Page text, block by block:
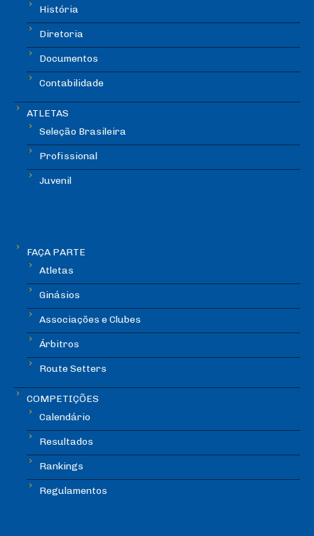
História
Diretoria
Documentos
Contabilidade
ATLETAS
Seleção Brasileira
Profissional
Juvenil
FAÇA PARTE
Atletas
Ginásios
Associações e Clubes
Árbitros
Route Setters
COMPETIÇÕES
Calendário
Resultados
Rankings
Regulamentos